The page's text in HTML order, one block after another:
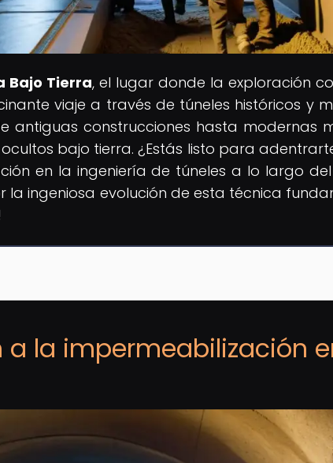
Bajo Tierra, el lugar donde la exploración
viaje a través de túneles históricos y
antiguas construcciones hasta modernas
bajo tierra. ¿Estás listo para
en la ingeniería de túneles a lo largo del
la ingeniosa evolución de esta técnica
a la impermeabilización